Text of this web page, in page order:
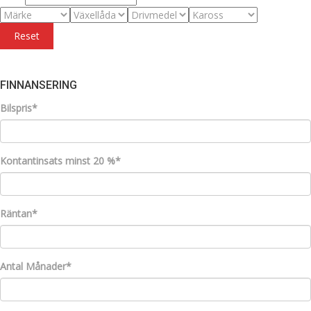
Reset
FINNANSERING
Bilspris*
Kontantinsats minst 20 %*
Räntan*
Antal Månader*